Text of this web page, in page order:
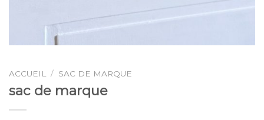
ACCUEIL / SAC DE MARQUE
sac de marque